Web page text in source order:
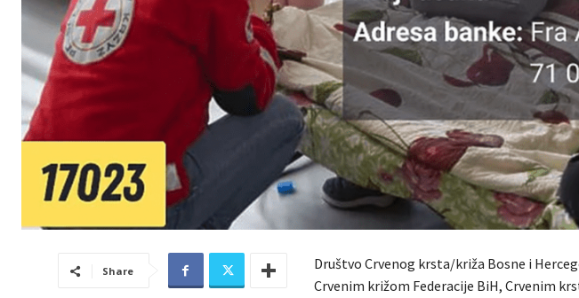
Share
Društvo Crvenog krsta/križa Bosne i
Crvenim križom Federacije BiH, Crvenim